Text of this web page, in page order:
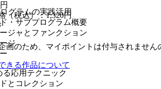
グラムの実践活用
・サブプログラム概要
ジャとファンクション
ジ
る応用テクニック
とコレクション
（税込）：1,320円
のため、マイポイントは付与されません
きる作品について